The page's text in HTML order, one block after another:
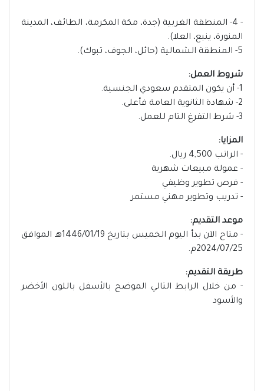
- 4- المنطقة الغربية (جدة، مكة المكرمة، الطائف، المدينة
المنورة، ينبع، العلا).
5- المنطقة الشمالية (حائل، الجوف، تبوك).
شروط العمل:
1- أن يكون المتقدم سعودي الجنسية.
2- شهادة الثانوية العامة فأعلى.
3- شرط التفرغ التام للعمل.
المزايا:
- الراتب 4,500 ريال.
- عمولة مبيعات شهرية
- فرص تطوير وظيفي
- تدريب وتطوير مهني مستمر
موعد التقديم:
- متاح الآن بدأ اليوم الخميس بتاريخ 1446/01/19هـ الموافق
2024/07/25م.
طريقة التقديم:
- من خلال الرابط التالي الموضح بالأسفل باللون الأخضر
والأسود